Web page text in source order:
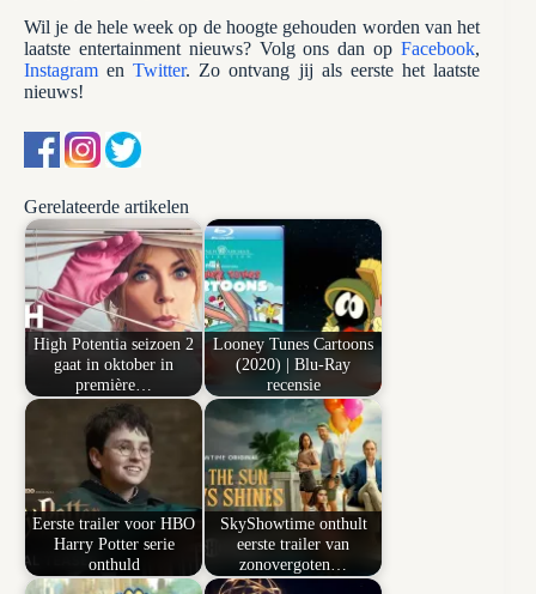
Wil je de hele week op de hoogte gehouden worden van het
laatste entertainment nieuws? Volg ons dan opFacebook,
InstagramenTwitter. Zo ontvang jij als eerste het laatste
nieuws!
Gerelateerde artikelen
High Potentia seizoen 2
gaat in oktober in
première…
Looney Tunes Cartoons
(2020) | Blu-Ray
recensie
Eerste trailer voor HBO
Harry Potter serie
onthuld
SkyShowtime onthult
eerste trailer van
zonovergoten…